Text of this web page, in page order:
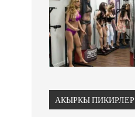
АКЫРКЫ ПИКИРЛЕР